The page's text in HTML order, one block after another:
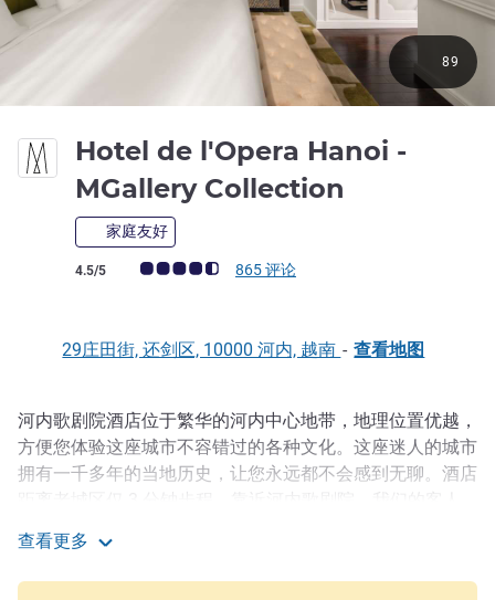
Hotel de l'Opera Hanoi -
MGallery Collection
家庭友好
客户意见评级 (ALL 评级)
4.5/5 865 评论
89
29庄田街, 还剑区, 10000 河内, 越南 - 查看地图
描述
河内歌剧院酒店位于繁华的河内中心地带，地理位置优越，
方便您体验这座城市不容错过的各种文化。这座迷人的城市
拥有一千多年的当地历史，让您永远都不会感到无聊。酒店
107 间精心设计的客房和套房。房内的每样设施都经过精挑
细选，确保为您提供高品质的服务。
查看更多